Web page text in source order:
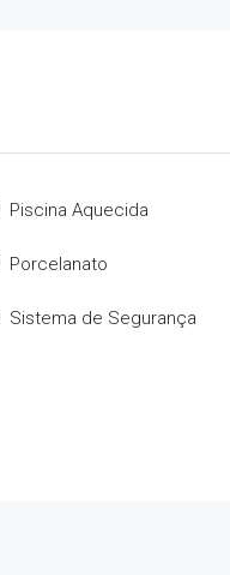
Piscina Aquecida
Porcelanato
Sistema de Segurança